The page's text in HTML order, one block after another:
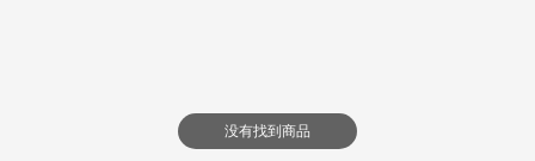
没有找到商品